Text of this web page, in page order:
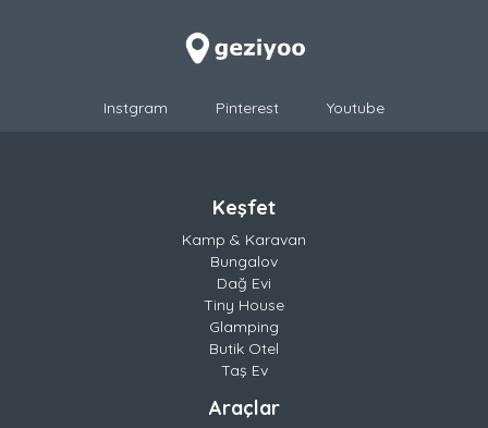
Instgram Pinterest Youtube
Keşfet
Kamp & Karavan
Bungalov
Dağ Evi
Tiny House
Glamping
Butik Otel
Taş Ev
Araçlar